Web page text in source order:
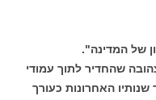
של המדינה".
שהחדיר לתוך עמודי
האחרונות כעורך